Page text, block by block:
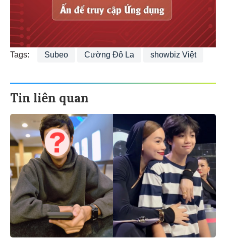
Tags: Subeo Cường Đô La showbiz Việt
Tin liên quan